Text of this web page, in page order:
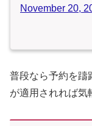
November 20,
普段なら予約を躊
が適用されれば気